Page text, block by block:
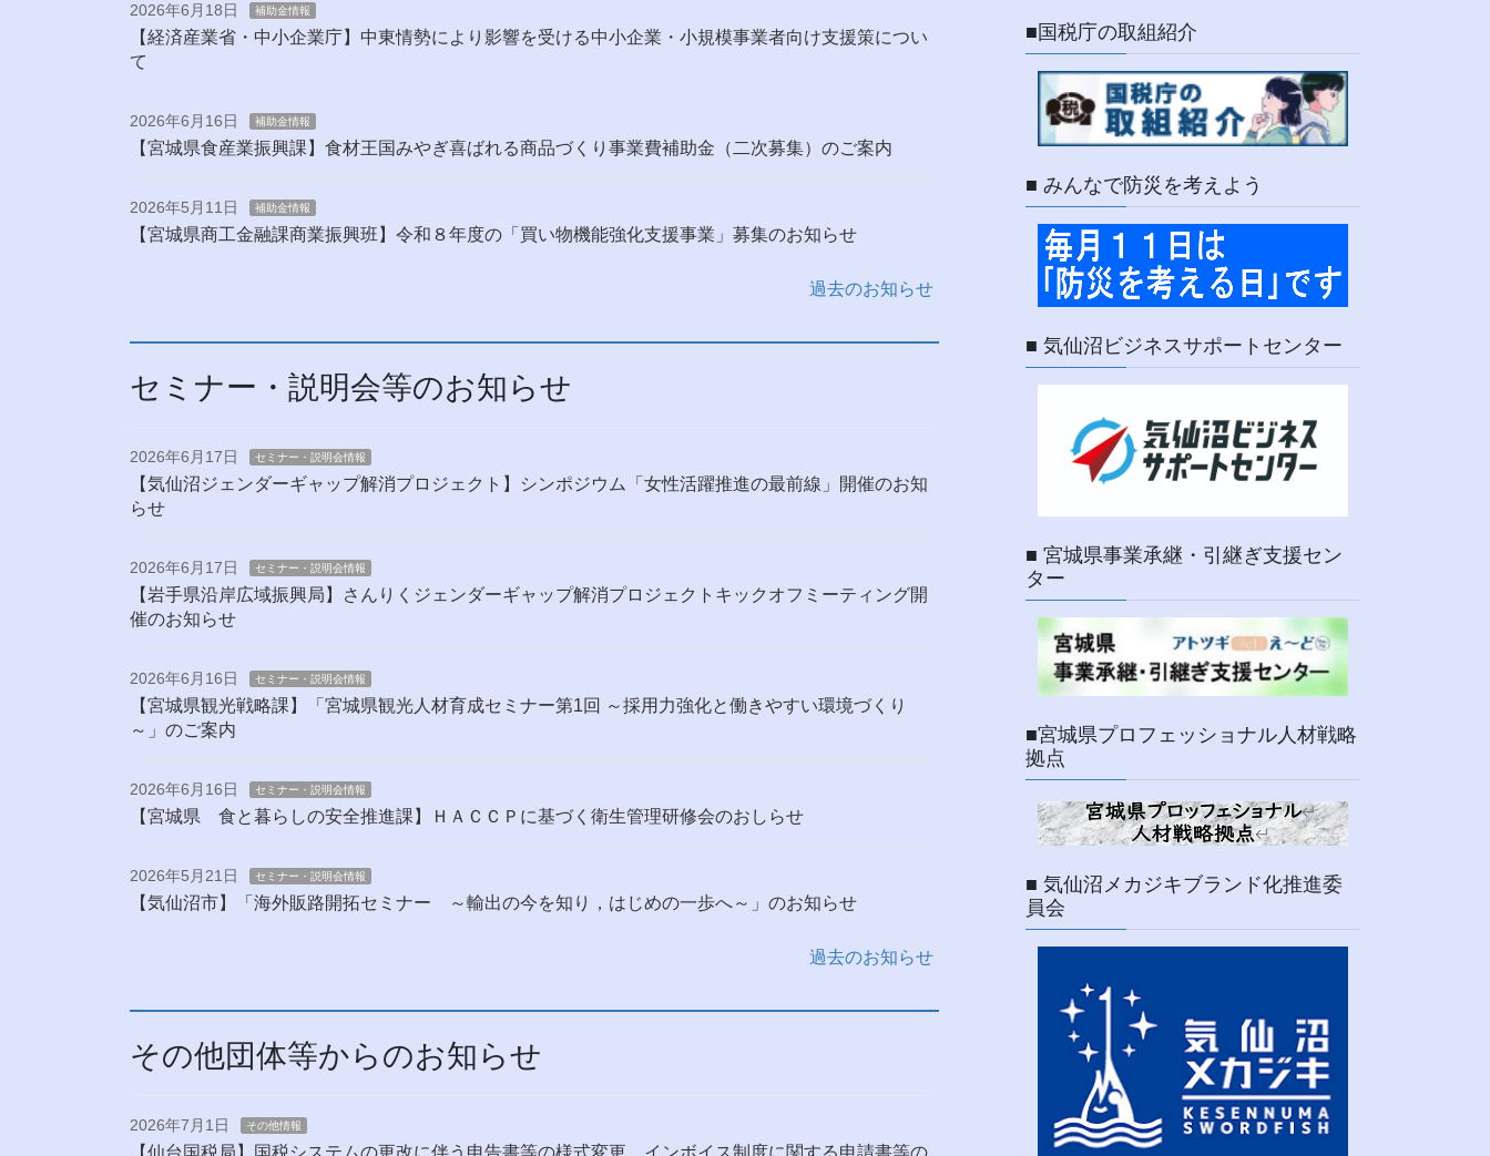
2026年6月18日 補助金情報
【経済産業省・中小企業庁】中東情勢により影響を受ける中小企業・小規模事業者向け支援策につい
て
2026年6月16日 補助金情報
【宮城県食産業振興課】食材王国みやぎ喜ばれる商品づくり事業費補助金（二次募集）のご案内
2026年5月11日 補助金情報
【宮城県商工金融課商業振興班】令和８年度の「買い物機能強化支援事業」募集のお知らせ
過去のお知らせ
セミナー・説明会等のお知らせ
2026年6月17日 セミナー・説明会情報
【気仙沼ジェンダーギャップ解消プロジェクト】シンポジウム「女性活躍推進の最前線」開催のお知
らせ
2026年6月17日 セミナー・説明会情報
【岩手県沿岸広域振興局】さんりくジェンダーギャップ解消プロジェクトキックオフミーティング開
催のお知らせ
2026年6月16日 セミナー・説明会情報
【宮城県観光戦略課】「宮城県観光人材育成セミナー第1回 ～採用力強化と働きやすい環境づくり
～」のご案内
2026年6月16日 セミナー・説明会情報
【宮城県 食と暮らしの安全推進課】ＨＡＣＣＰに基づく衛生管理研修会のおしらせ
2026年5月21日 セミナー・説明会情報
【気仙沼市】「海外販路開拓セミナー ～輸出の今を知り，はじめの一歩へ～」のお知らせ
過去のお知らせ
その他団体等からのお知らせ
2026年7月1日 その他情報
■国税庁の取組紹介
■ みんなで防災を考えよう
■ 気仙沼ビジネスサポートセンター
■ 宮城県事業承継・引継ぎ支援セン
ター
■宮城県プロフェッショナル人材戦略
拠点
■ 気仙沼メカジキブランド化推進委
員会